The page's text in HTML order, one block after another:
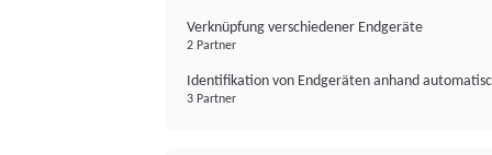
Verknüpfung verschiedener Endgeräte
2 Partner
Identifikation von Endgeräten anhand
3 Partner